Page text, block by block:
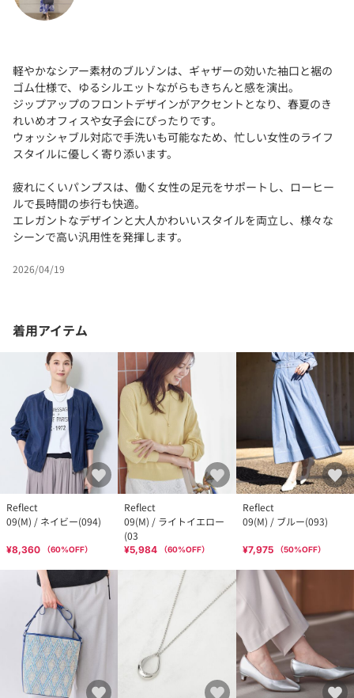
軽やかなシアー素材のブルゾンは、ギャザーの効いた袖口と裾の
ゴム仕様で、ゆるシルエットながらもきちんと感を演出。
ジップアップのフロントデザインがアクセントとなり、春夏のき
れいめオフィスや女子会にぴったりです。
ウォッシャブル対応で手洗いも可能なため、忙しい女性のライフ
スタイルに優しく寄り添います。
疲れにくいパンプスは、働く女性の足元をサポートし、ローヒー
ルで長時間の歩行も快適。
エレガントなデザインと大人かわいいスタイルを両立し、様々な
シーンで高い汎用性を発揮します。
2026/04/19
着用アイテム
Reflect
09(M) / ネイビー(094)
¥8,360 （60%OFF）
Reflect
09(M) / ライトイエロー
(03
¥5,984 （60%OFF）
Reflect
09(M) / ブルー(093)
¥7,975 （50%OFF）